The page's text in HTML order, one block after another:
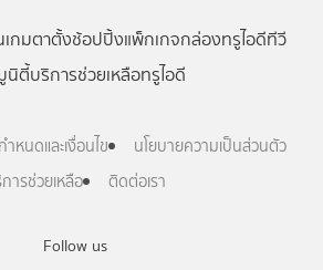
Follow us
เกมตาตั้งช้อปปิ้งแพ็กเกจกล่องทรูไอดีทีวี
นิตี้บริการช่วยเหลือทรูไอดี
ำหนดและเงื่อนไข
นโยบายความเป็นส่วนตัว
ารช่วยเหลือ
ติดต่อเรา